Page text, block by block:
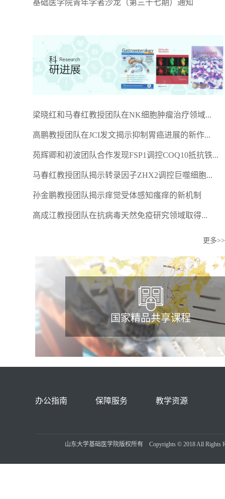
基础医学院青年学者沙龙（第三十七期）通知
梁晓红和马春红教授团队在NK细胞肿瘤治疗领域...
高鹏教授团队在JCI发文揭示抑制胃癌进展的新作...
苑辉卿和初波团队合作发现FSP1调控COQ10抵抗铁...
马春红教授团队揭示转录因子ZHX2调控巨噬细胞...
孙金鹏教授团队揭示痒觉受体感知瘙痒的新机制
高成江教授团队在抗病毒天然免疫研究领域取得...
更多>>
国家精品共享课程
办公指南 保障服务 教学资源
山东大学基础医学院版权所有 Copyrights © 2018 All